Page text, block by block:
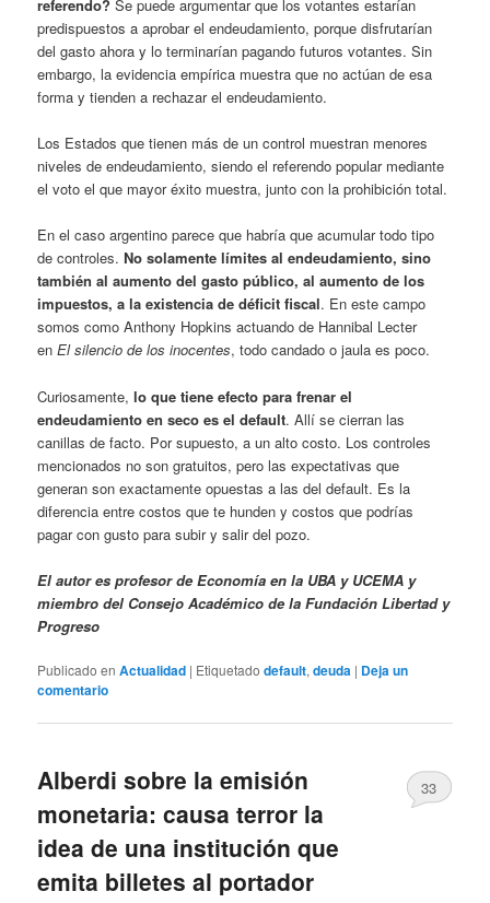
referendo? Se puede argumentar que los votantes estarían
predispuestos a aprobar el endeudamiento, porque disfrutarían
del gasto ahora y lo terminarían pagando futuros votantes. Sin
embargo, la evidencia empírica muestra que no actúan de esa
forma y tienden a rechazar el endeudamiento.
Los Estados que tienen más de un control muestran menores
niveles de endeudamiento, siendo el referendo popular mediante
el voto el que mayor éxito muestra, junto con la prohibición total.
En el caso argentino parece que habría que acumular todo tipo
de controles.No solamente límites al endeudamiento, sino
también al aumento del gasto público, al aumento de los
impuestos, a la existencia de déficit fiscal. En este campo
somos como Anthony Hopkins actuando de Hannibal Lecter
enEl silencio de los inocentes, todo candado o jaula es poco.
Curiosamente,lo que tiene efecto para frenar el
endeudamiento en seco es el default. Allí se cierran las
canillas de facto. Por supuesto, a un alto costo. Los controles
mencionados no son gratuitos, pero las expectativas que
generan son exactamente opuestas a las del default. Es la
diferencia entre costos que te hunden y costos que podrías
pagar con gusto para subir y salir del pozo.
El autor es profesor de Economía en la UBA y UCEMA y
miembro del Consejo Académico de la Fundación Libertad y
Progreso
Publicado en Actualidad | Etiquetado default,deuda | Deja un
comentario
Alberdi sobre la emisión
monetaria: causa terror la
idea de una institución que
emita billetes al portador
33